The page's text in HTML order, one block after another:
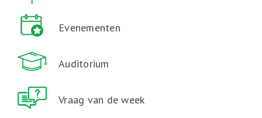
Evenementen
Auditorium
Vraag van de week